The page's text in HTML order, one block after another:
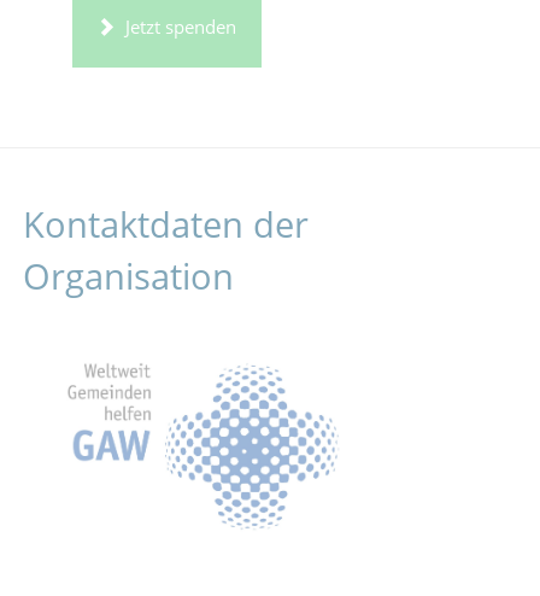
Jetzt spenden
Kontaktdaten der
Organisation